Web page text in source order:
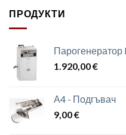
ПРОДУКТИ
Парогенератор
1.920,00€
А4 - Подгъвач
9,00€